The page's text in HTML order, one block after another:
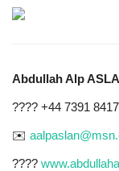
Abdullah Alp
???? +44 7391
✉️
????